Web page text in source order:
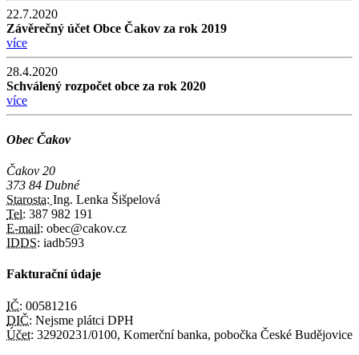
22.7.2020
Závěrečný účet Obce Čakov za rok 2019
více
28.4.2020
Schválený rozpočet obce za rok 2020
více
Obec Čakov
Čakov 20
373 84 Dubné
Starosta: Ing. Lenka Šišpelová
Tel: 387 982 191
E-mail: obec@cakov.cz
IDDS: iadb593
Fakturační údaje
IČ: 00581216
DIČ: Nejsme plátci DPH
Účet: 32920231/0100, Komerční banka, pobočka České Budějovice